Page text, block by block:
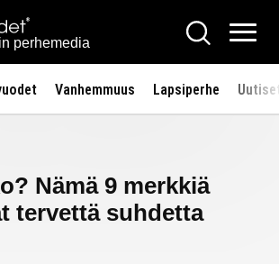
perhemedia
Hae
Vanhemmuus Lapsiperhe
Nämä 9 merkkiä
tervettä suhdetta